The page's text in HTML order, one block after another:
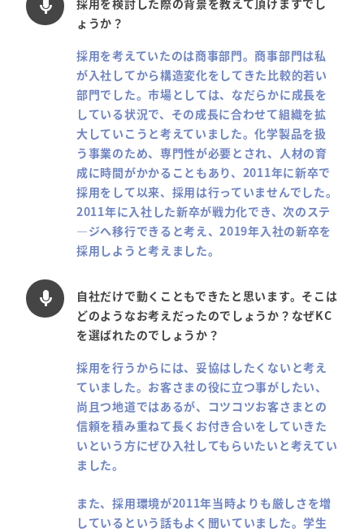
mic
採用を検討した際の背景を教えて頂けますでし
ょうか？
採用を考えていたのは商事部門。商事部門は私
が入社してから構造変化をしてきた比較的若い
部門でした。市場としては、なだらかに成長を
している状況で、その成長に合わせて組織を拡
大していこうと考えていました。化学製品を扱
う事業のため、専門性が必要とされ、人材の育
成に時間がかかることもあり、2011年に新卒で
採用をして以来、採用は行っていませんでした。
2011年に入社した新卒が戦力化でき、次のステ
―ジへ移行できると考え、2019年入社の新卒を
採用しようと考えました。
mic
自社だけで動くこともできたと思います。そこは
どのようなお考えだったのでしょうか？なぜKC
を選ばれたのでしょうか？
採用を行うからには、妥協はしたくないと考え
ていました。お客さまの役に立つ事がしたい、
尚且つ地道ではあるが、コツコツお客さまとの
信頼を積み重ねて長くお付き合いをしていきた
いという方にぜひ入社してもらいたいと考えてい
ました。
また、採用環境が2011年当時よりも厳しさを増
しているという話もよく聞いていました。学生